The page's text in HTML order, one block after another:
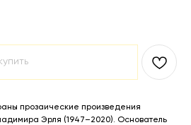
прозаические произведения
Эрля (1947–2020). Основатель